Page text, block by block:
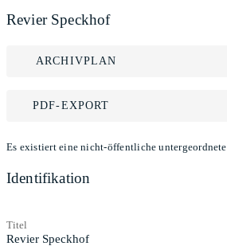
Revier Speckhof
ARCHIVPLAN
PDF-EXPORT
Es existiert eine nicht-öffentliche
Identifikation
Titel
Revier Speckhof